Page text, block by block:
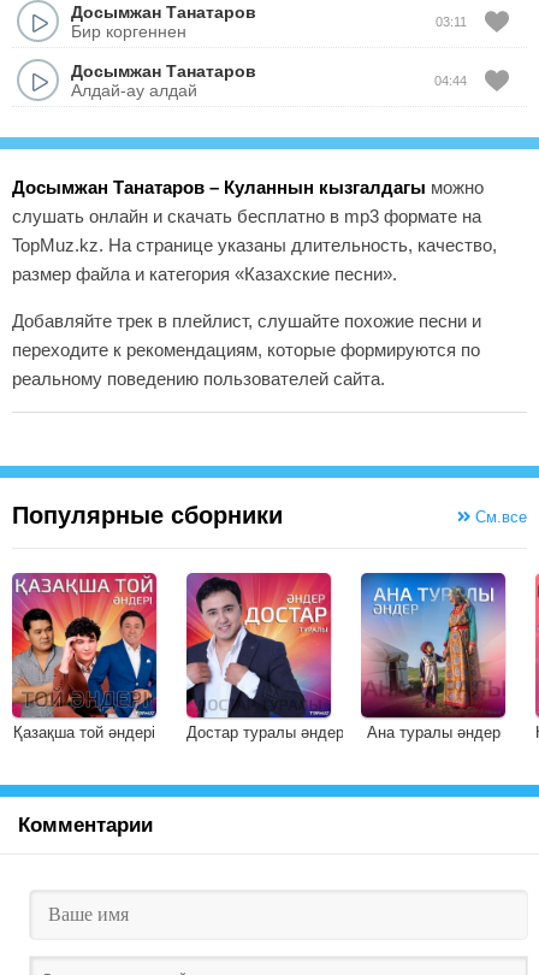
Досымжан Танатаров
Бир коргеннен
03:11
Досымжан Танатаров
Алдай-ау алдай
04:44
Досымжан Танатаров – Куланнын кызгалдагы можно
слушать онлайн и скачать бесплатно в mp3 формате на
TopMuz.kz. На странице указаны длительность, качество,
размер файла и категория «Казахские песни».
Добавляйте трек в плейлист, слушайте похожие песни и
переходите к рекомендациям, которые формируются по
реальному поведению пользователей сайта.
Популярные сборники См.все
Қазақша той әндері Достар туралы әндер Ана туралы әндер
Комментарии